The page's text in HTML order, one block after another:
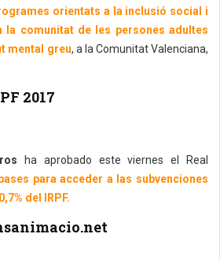
orientats a la inclusió social i
la comunitat de les persones adultes
mental greu, a la Comunitat Valenciana,
2017
ha aprobado este viernes el Real
bases para acceder a las subvenciones
del IRPF.